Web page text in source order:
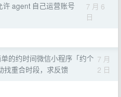
许 agent 自己运营账号
7 月 6
日
的约时间微信小程序「约个
找重合时段，求反馈
7 月
2 日